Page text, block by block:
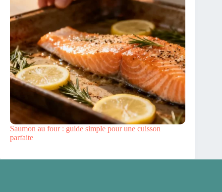
Saumon au four : guide simple pour une cuisson
parfaite